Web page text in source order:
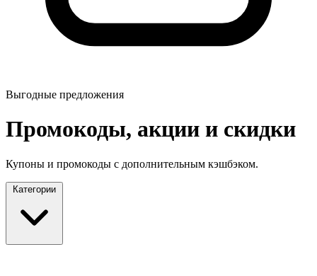
Выгодные предложения
Промокоды, акции и скидки
Купоны и промокоды с дополнительным кэшбэком.
Категории